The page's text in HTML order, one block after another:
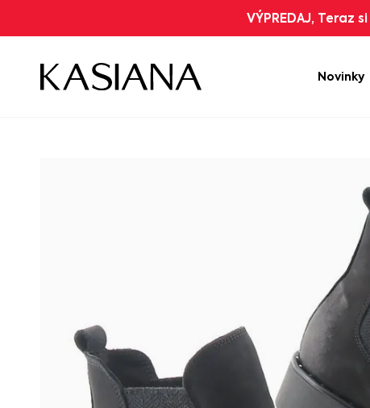
VÝPREDAJ,
Novinky